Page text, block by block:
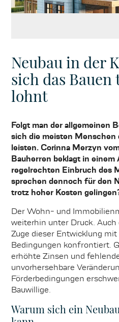
Neubau in der
sich das
lohnt
Folgt man der allgemeinen
sich die meisten Menschen
leisten. Corinna Merzyn
Bauherren beklagt in einem
regelrechten Einbruch des
sprechen dennoch für den
trotz hoher Kosten
Der Wohn- und
weiterhin unter Druck. Auch
Zuge dieser Entwicklung
Bedingungen konfrontiert.
erhöhte Zinsen und
unvorhersehbare
Förderbedingungen
Bauwillige.
Warum sich ein